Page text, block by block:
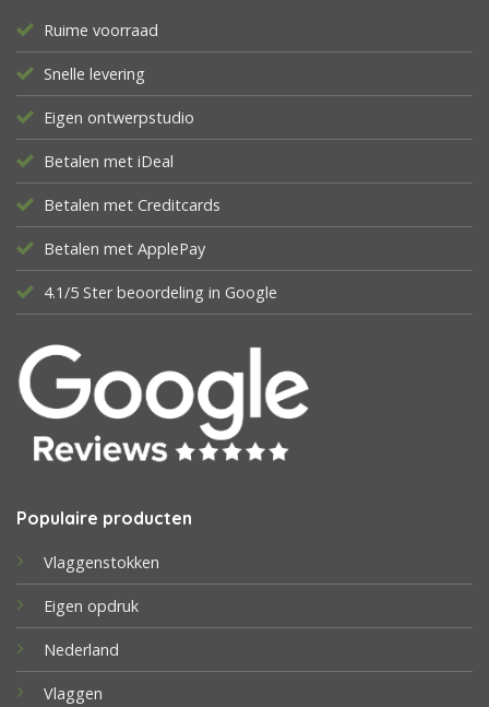
Ruime voorraad
Snelle levering
Eigen ontwerpstudio
Betalen met iDeal
Betalen met Creditcards
Betalen met ApplePay
4.1/5 Ster beoordeling in Google
Populaire producten
Vlaggenstokken
Eigen opdruk
Nederland
Vlaggen